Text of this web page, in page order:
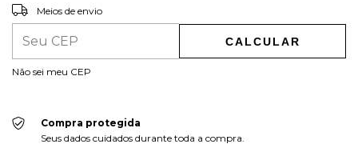
Entregas para o CEP:
Meios de envio
CALCULAR
Não sei meu CEP
Compra protegida
Seus dados cuidados durante toda a compra.